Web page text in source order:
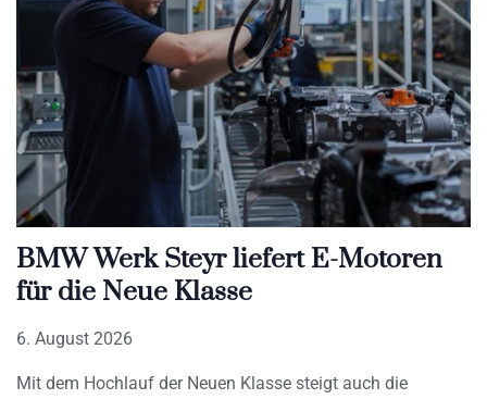
BMW Werk Steyr liefert E-Motoren
für die Neue Klasse
6. August 2026
Mit dem Hochlauf der Neuen Klasse steigt auch die